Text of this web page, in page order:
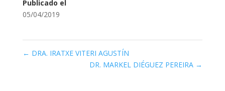
Publicado el
05/04/2019
← DRA. IRATXE VITERI AGUSTÍN
DR. MARKEL DIÉGUEZ PEREIRA →